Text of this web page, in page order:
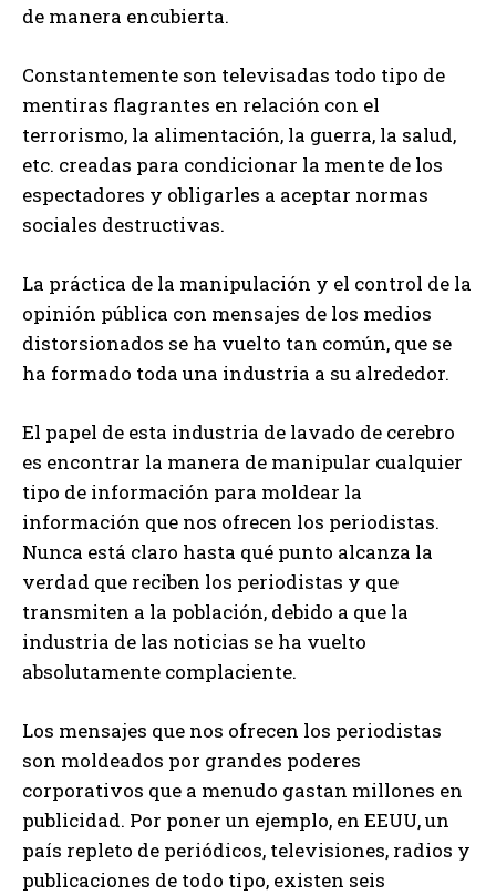
de manera encubierta.
Constantemente son televisadas todo tipo de
mentiras flagrantes en relación con el
terrorismo, la alimentación, la guerra, la salud,
etc. creadas para condicionar la mente de los
espectadores y obligarles a aceptar normas
sociales destructivas.
La práctica de la manipulación y el control de la
opinión pública con mensajes de los medios
distorsionados se ha vuelto tan común, que se
ha formado toda una industria a su alrededor.
El papel de esta industria de lavado de cerebro
es encontrar la manera de manipular cualquier
tipo de información para moldear la
información que nos ofrecen los periodistas.
Nunca está claro hasta qué punto alcanza la
verdad que reciben los periodistas y que
transmiten a la población, debido a que la
industria de las noticias se ha vuelto
absolutamente complaciente.
Los mensajes que nos ofrecen los periodistas
son moldeados por grandes poderes
corporativos que a menudo gastan millones en
publicidad. Por poner un ejemplo, en EEUU, un
país repleto de periódicos, televisiones, radios y
publicaciones de todo tipo, existen seis